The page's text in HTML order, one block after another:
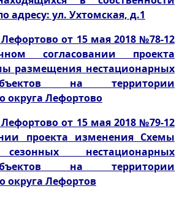
адресу: ул. Ухтомская, д.1
от 15 мая 2018 №78-12
согласовании проекта
размещения нестационарных
на территории
округа Лефортово
от 15 мая 2018 №79-12
проекта изменения Схемы
нестационарных
на территории
округа Лефортов